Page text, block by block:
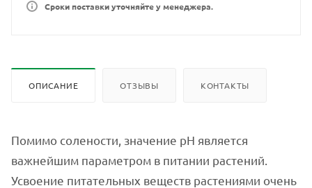
Сроки поставки уточняйте у менеджера.
ОПИСАНИЕ ОТЗЫВЫ КОНТАКТЫ
Помимо солености, значение рН является
важнейшим параметром в питании растений.
Усвоение питательных веществ растениями очень